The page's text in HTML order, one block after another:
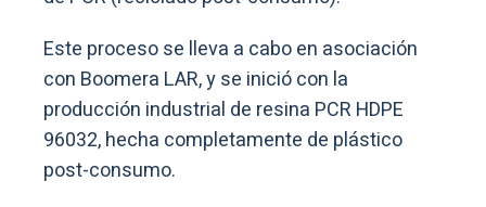
Este proceso se lleva a cabo en asociación
con Boomera LAR, y se inició con la
producción industrial de resina PCR HDPE
96032, hecha completamente de plástico
post-consumo.